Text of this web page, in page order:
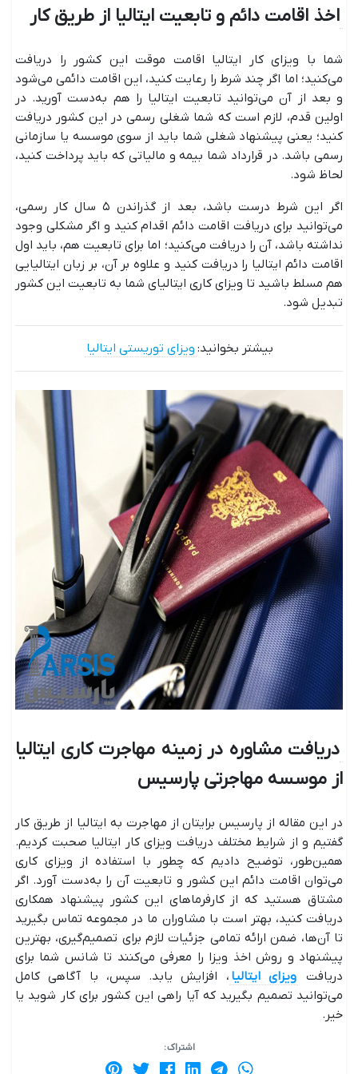
اخذ اقامت دائم و تابعیت ایتالیا از طریق کار
شما با ویزای کار ایتالیا اقامت موقت این کشور را دریافت
می‌کنید؛ اما اگر چند شرط را رعایت کنید، این اقامت دائمی می‌شود
و بعد از آن می‌توانید تابعیت ایتالیا را هم به‌دست آورید. در
اولین قدم، لازم است که شما شغلی رسمی در این کشور دریافت
کنید؛ یعنی پیشنهاد شغلی شما باید از سوی موسسه یا سازمانی
رسمی باشد. در قرارداد شما بیمه و مالیاتی که باید پرداخت کنید،
لحاظ شود.
اگر این شرط درست باشد، بعد از گذراندن ۵ سال کار رسمی،
می‌توانید برای دریافت اقامت دائم اقدام کنید و اگر مشکلی وجود
نداشته ‌باشد، آن را دریافت می‌کنید؛ اما برای تابعیت هم، باید اول
اقامت دائم ایتالیا را دریافت کنید و علاوه بر آن، بر زبان ایتالیایی
هم مسلط باشید تا ویزای کاری ایتالیای شما به تابعیت این کشور
تبدیل شود.
بیشتر بخوانید: ویزای توریستی ایتالیا
دریافت مشاوره در زمینه مهاجرت کاری ایتالیا
از موسسه مهاجرتی پارسیس
در این مقاله از پارسیس برایتان از مهاجرت به ایتالیا از طریق کار
گفتیم و از شرایط مختلف دریافت ویزای کار ایتالیا صحبت کردیم.
همین‌طور، توضیح دادیم که چطور با استفاده از ویزای کاری
می‌توان اقامت دائم این کشور و تابعیت آن را به‌دست آورد. اگر
مشتاق هستید که از کارفرماهای این کشور پیشنهاد همکاری
دریافت کنید، بهتر است با مشاوران ما در مجموعه تماس بگیرید
تا آن‌ها، ضمن ارائه تمامی جزئیات لازم برای تصمیم‌گیری، بهترین
پیشنهاد و روش اخذ ویزا را معرفی می‌کنند تا شانس شما برای
دریافت ویزای ایتالیا ، افزایش یابد. سپس، با آگاهی کامل
می‌توانید تصمیم بگیرید که آیا راهی این کشور برای کار شوید یا
خیر.
اشتراک :